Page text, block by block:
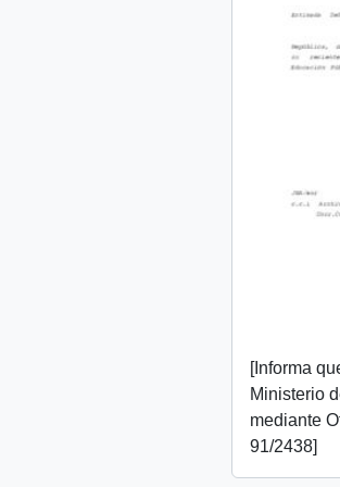
[Informa
Ministerio
mediante
91/2438]